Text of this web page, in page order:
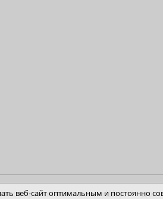
компания «Шерл» -
веб-сайт оптимальным и постоянно